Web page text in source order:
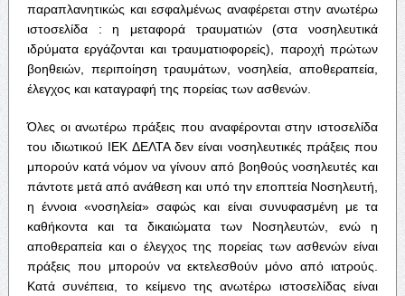
παραπλανητικώς και εσφαλμένως αναφέρεται στην ανωτέρω
ιστοσελίδα : η μεταφορά τραυματιών (στα νοσηλευτικά
ιδρύματα εργάζονται και τραυματιοφορείς), παροχή πρώτων
βοηθειών, περιποίηση τραυμάτων, νοσηλεία, αποθεραπεία,
έλεγχος και καταγραφή της πορείας των ασθενών.
Όλες οι ανωτέρω πράξεις που αναφέρονται στην ιστοσελίδα
του ιδιωτικού ΙΕΚ ΔΕΛΤΑ δεν είναι νοσηλευτικές πράξεις που
μπορούν κατά νόμον να γίνουν από βοηθούς νοσηλευτές και
πάντοτε μετά από ανάθεση και υπό την εποπτεία Νοσηλευτή,
η έννοια «νοσηλεία» σαφώς και είναι συνυφασμένη με τα
καθήκοντα και τα δικαιώματα των Νοσηλευτών, ενώ η
αποθεραπεία και ο έλεγχος της πορείας των ασθενών είναι
πράξεις που μπορούν να εκτελεσθούν μόνο από ιατρούς.
Κατά συνέπεια, το κείμενο της ανωτέρω ιστοσελίδας είναι